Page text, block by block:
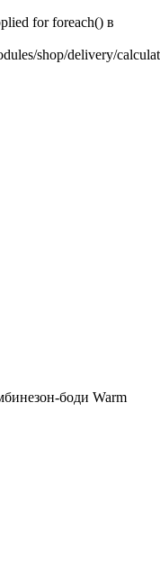
for foreach() в
shop/delivery/
боди Warm